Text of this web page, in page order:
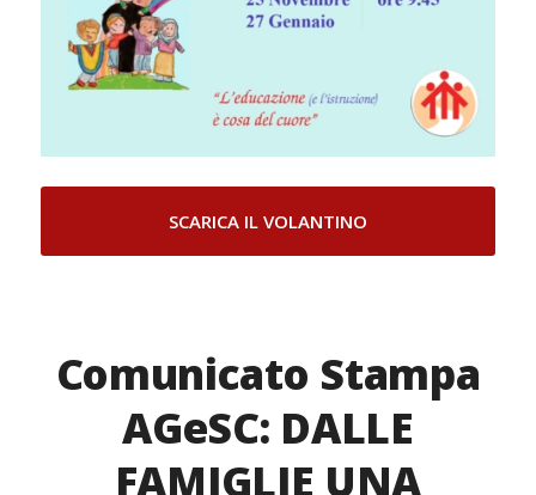
SCARICA IL VOLANTINO
Comunicato Stampa
AGeSC: DALLE
FAMIGLIE UNA